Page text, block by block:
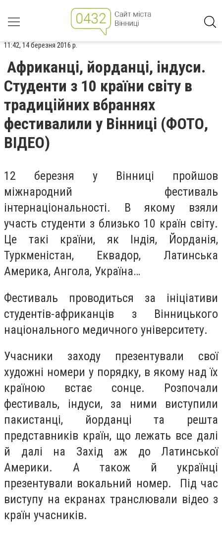
11:42, 14 березня 2016 р.
Африканці, йорданці, індуси.
Студенти з 10 країни світу в
традиційних вбраннях
фестивалили у Вінниці (ФОТО,
ВІДЕО)
12 березня у Вінниці пройшов
міжнародний фестиваль
інтернаціональності. В якому взяли
участь студенти з близько 10 країн світу.
Це такі країни, як Індія, Йорданія,
Туркменістан, Еквадор, Латинська
Америка, Ангола, Україна…
Фестиваль проводиться за ініціативи
студентів-африканців з Вінницького
національного медичного університету.
Учасники заходу презентували свої
художні номери у порядку, в якому над їх
країною встає сонце. Розпочали
фестиваль, індуси, за ними виступили
пакистанці, йорданці та решта
представників країн, що лежать все далі
й далі на Захід аж до Латинської
Америки. А також й українці
презентували вокальний номер. Під час
виступу на екранах транслювали відео з
країн учасників.